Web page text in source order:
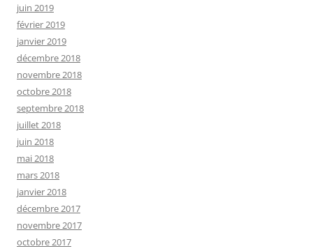
juin 2019
février 2019
janvier 2019
décembre 2018
novembre 2018
octobre 2018
septembre 2018
juillet 2018
juin 2018
mai 2018
mars 2018
janvier 2018
décembre 2017
novembre 2017
octobre 2017